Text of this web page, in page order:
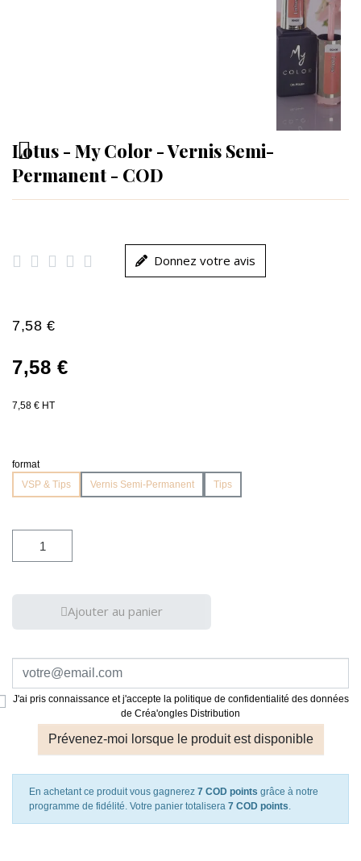
Lotus - My Color - Vernis Semi-
Permanent - COD
     Donnez votre avis
7,58 €
7,58 €
7,58 € HT
format
VSP & Tips
Vernis Semi-Permanent Tips
Ajouter au panier
J'ai pris connaissance et j'accepte la politique de confidentialité des données
de Créa'ongles Distribution
Prévenez-moi lorsque le produit est disponible
En achetant ce produit vous gagnerez 7 COD points grâce à notre
programme de fidélité. Votre panier totalisera 7 COD points.